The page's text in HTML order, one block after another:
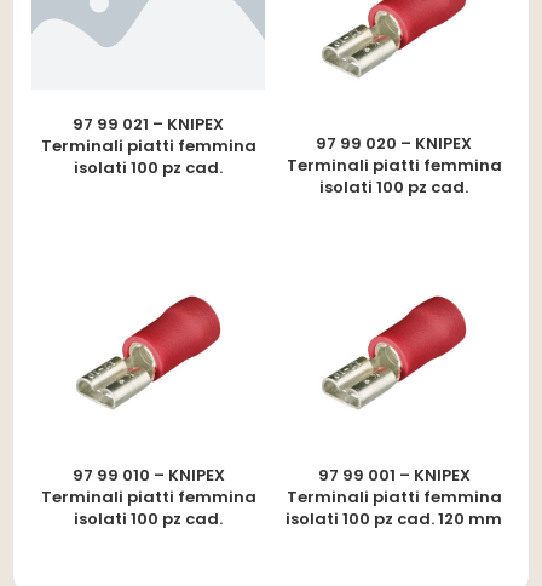
97 99 021 – KNIPEX
Terminali piatti femmina
isolati 100 pz cad.
97 99 020 – KNIPEX
Terminali piatti femmina
isolati 100 pz cad.
97 99 010 – KNIPEX
Terminali piatti femmina
isolati 100 pz cad.
97 99 001 – KNIPEX
Terminali piatti femmina
isolati 100 pz cad. 120 mm